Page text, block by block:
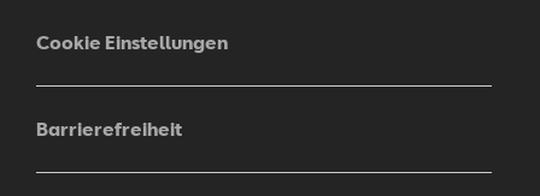
Cookie Einstellungen
Barrierefreiheit